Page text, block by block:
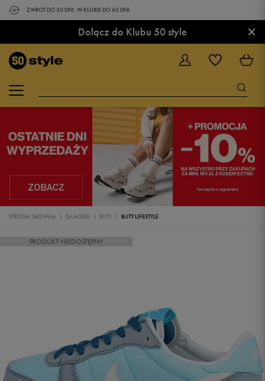
ZWROT DO 30 DNI. W KLUBIE DO 60 DNI.
Dołącz do Klubu 50 style ×
STRONA GŁÓWNA DAMSKIE BUTY BUTY LIFESTYLE
PRODUKT NIEDOSTĘPNY